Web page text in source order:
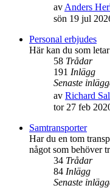
av Anders
sön 19 jul
Personal erbjudes
Här kan du som
58 Trådar
191 Inlägg
Senaste
av Richard
tor 27 feb
Samtransporter
Har du en tom
något som behöver
34 Trådar
84 Inlägg
Senaste